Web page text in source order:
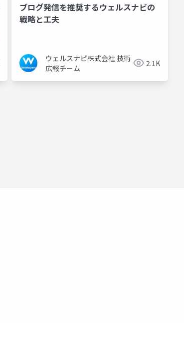
ブログ発信を推奨するウェルスナビの
戦略と工夫
ウェルスナビ株式会社 技術
広報チーム
2.1K